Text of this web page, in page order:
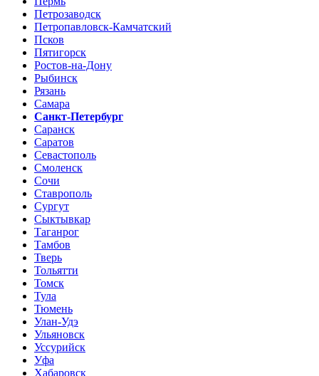
Петрозаводск
Петропавловск-Камчатский
Псков
Пятигорск
Ростов-на-Дону
Рыбинск
Рязань
Самара
Санкт-Петербург
Саранск
Саратов
Севастополь
Смоленск
Сочи
Ставрополь
Сургут
Сыктывкар
Таганрог
Тамбов
Тверь
Тольятти
Томск
Тула
Тюмень
Улан-Удэ
Ульяновск
Уссурийск
Уфа
Хабаровск